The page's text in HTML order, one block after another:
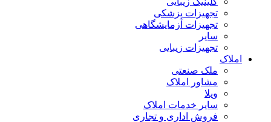
تجهیزات پزشکی
تجهیزات آزمایشگاهی
سایر
تجهیزات زیبایی
املاک
ملک صنعتی
مشاور املاک
ویلا
سایر خدمات املاک
فروش اداری و تجاری